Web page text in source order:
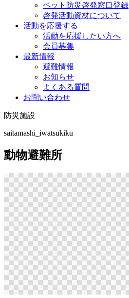
ペット防災啓発窓口登録
啓発活動資材について
活動を応援する
活動を応援したい方へ
会員募集
最新情報
避難情報
お知らせ
よくある質問
お問い合わせ
防災施設
saitamashi_iwatsukiku
動物避難所